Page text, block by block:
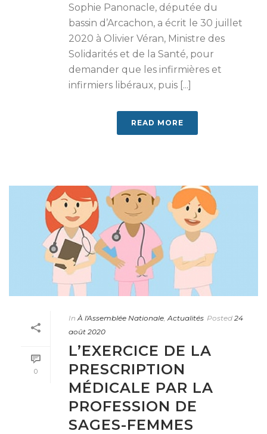
Sophie Panonacle, députée du
bassin d’Arcachon, a écrit le 30 juillet
2020 à Olivier Véran, Ministre des
Solidarités et de la Santé, pour
demander que les infirmières et
infirmiers libéraux, puis [...]
READ MORE
0
In À l'Assemblée Nationale Actualités Posted 24
août 2020
L’EXERCICE DE LA
PRESCRIPTION
MÉDICALE PAR LA
PROFESSION DE
SAGES-FEMMES